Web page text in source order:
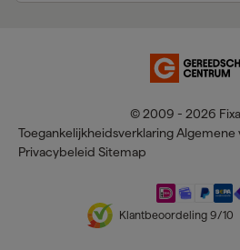
© 2009 - 2026
Toegankelijkheidsverklaring Algemene
Privacybeleid Sitemap
Klantbeoordeling 9/10